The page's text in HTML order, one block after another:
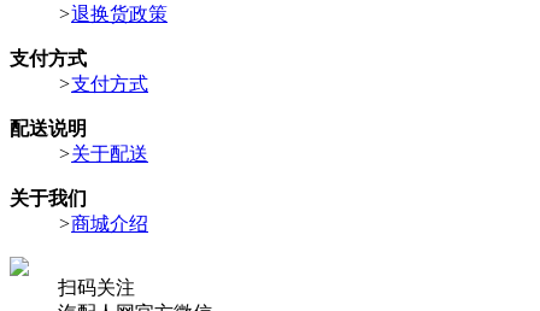
>退换货政策
支付方式
>支付方式
配送说明
>关于配送
关于我们
>商城介绍
扫码关注